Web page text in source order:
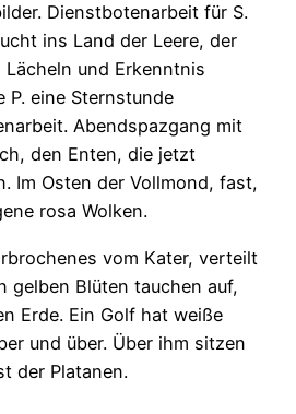
Dienstbotenarbeit für S.
ins Land der Leere, der
und Erkenntnis
P. eine Sternstunde
Abendspazgang mit
den Enten, die jetzt
Im Osten der Vollmond, fast,
rosa Wolken.
vom Kater, verteilt
gelben Blüten tauchen auf,
Erde. Ein Golf hat weiße
und über. Über ihm sitzen
der Platanen.